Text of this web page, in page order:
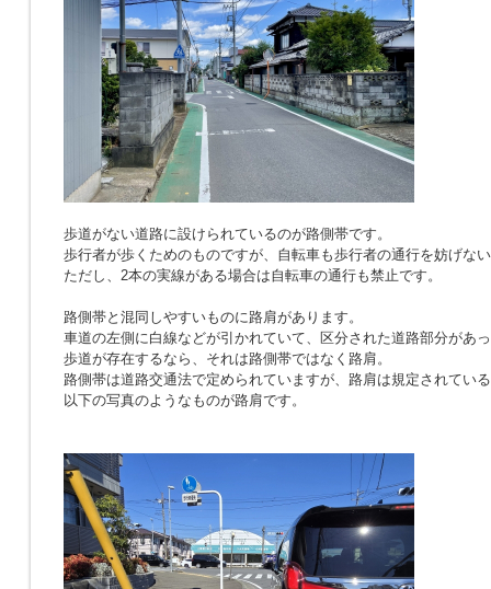
歩道がない道路に設けられているのが路側帯です。
歩行者が歩くためのものですが、自転車も歩行者の通行を妨げな
ただし、2本の実線がある場合は自転車の通行も禁止です。
路側帯と混同しやすいものに路肩があります。
車道の左側に白線などが引かれていて、区分された道路部分があ
歩道が存在するなら、それは路側帯ではなく路肩。
路側帯は道路交通法で定められていますが、路肩は規定されてい
以下の写真のようなものが路肩です。